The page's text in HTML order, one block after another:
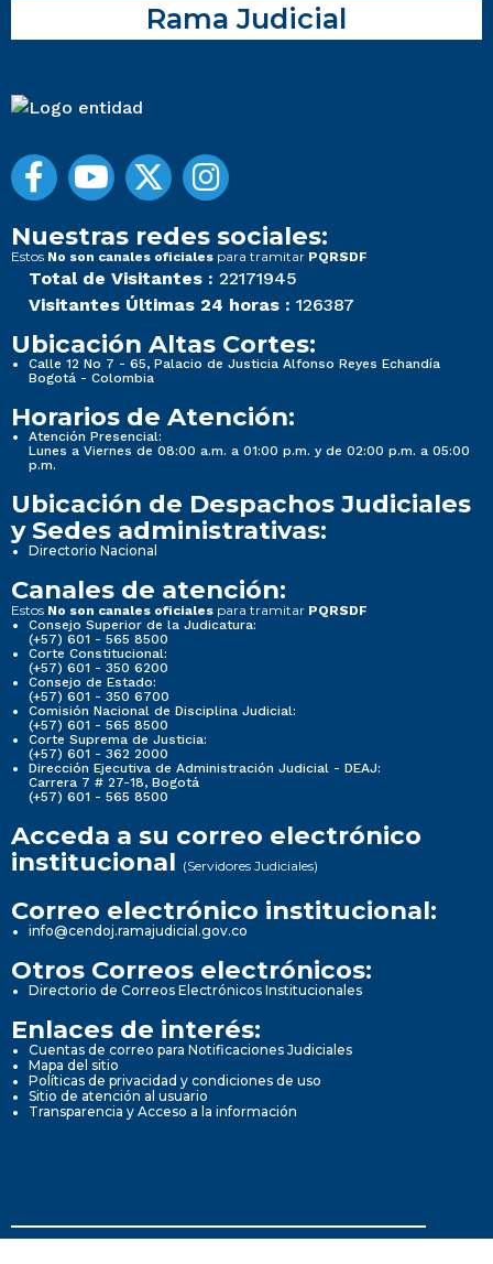
Rama Judicial
Nuestras redes sociales:
Estos No son canales oficiales para tramitar PQRSDF
Total de Visitantes : 22171945
Visitantes Últimas 24 horas : 126387
Ubicación Altas Cortes:
Calle 12 No 7 - 65, Palacio de Justicia Alfonso Reyes Echandía
Bogotá - Colombia
Horarios de Atención:
Atención Presencial:
Lunes a Viernes de 08:00 a.m. a 01:00 p.m. y de 02:00 p.m. a 05:00
p.m.
Ubicación de Despachos Judiciales
y Sedes administrativas:
Directorio Nacional
Canales de atención:
Estos No son canales oficiales para tramitar PQRSDF
Consejo Superior de la Judicatura:
(+57) 601 - 565 8500
Corte Constitucional:
(+57) 601 - 350 6200
Consejo de Estado:
(+57) 601 - 350 6700
Comisión Nacional de Disciplina Judicial:
(+57) 601 - 565 8500
Corte Suprema de Justicia:
(+57) 601 - 362 2000
Dirección Ejecutiva de Administración Judicial - DEAJ:
Carrera 7 # 27-18, Bogotá
(+57) 601 - 565 8500
Acceda a su correo electrónico
institucional (Servidores Judiciales)
Correo electrónico institucional:
info@cendoj.ramajudicial.gov.co
Otros Correos electrónicos:
Directorio de Correos Electrónicos Institucionales
Enlaces de interés:
Cuentas de correo para Notificaciones Judiciales
Mapa del sitio
Políticas de privacidad y condiciones de uso
Sitio de atención al usuario
Transparencia y Acceso a la información